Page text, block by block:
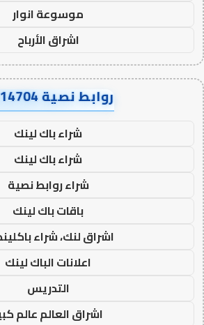
موسوعة انوار
اشراق الأرباح
روابط نصية AA14704
شراء باك لينك
شراء باك لينك
شراء روابط نصية
باقات باك لينك
اشراق لنك، شراء
اعلانات الباك لينك
التدريس
اشراق العالم عالم